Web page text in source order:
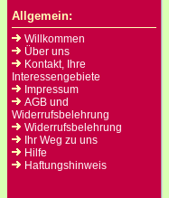
Allgemein:
Willkommen
Über uns
Kontakt, Ihre
Interessengebiete
Impressum
AGB und
Widerrufsbelehrung
Widerrufsbelehrung
Ihr Weg zu uns
Hilfe
Haftungshinweis